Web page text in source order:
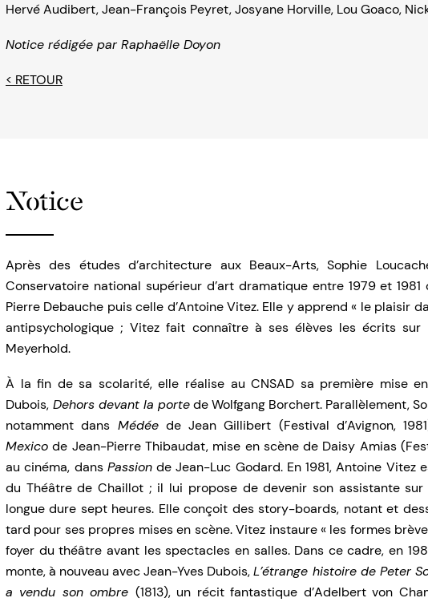
Hervé Audibert,Jean-François Peyret,Josyane Horville, Lou Goaco,
Notice rédigée par Raphaëlle Doyon
< RETOUR
Notice
Après des études d’architecture aux Beaux-Arts, Sophie
Conservatoire national supérieur d’art dramatique entre 1979 et
Pierre Debauche puis celle d’Antoine Vitez. Elle y apprend « le plaisir
antipsychologique ; Vitez fait connaître à ses élèves les écrits sur
Meyerhold.
À la fin de sa scolarité, elle réalise au CNSAD sa première mise
Dubois, Dehors devant la portede Wolfgang Borchert. Parallèlement,
notamment dans Médéede Jean Gillibert (Festival d’Avignon,
Mexico de Jean-Pierre Thibaudat, mise en scène de Daisy Amias
au cinéma, dans Passionde Jean-Luc Godard. En 1981, Antoine Vitez
du Théâtre de Chaillot ; il lui propose de devenir son assistante sur
longue dure sept heures. Elle conçoit des story-boards, notant et
tard pour ses propres mises en scène. Vitez instaure « les formes
foyer du théâtre avant les spectacles en salles. Dans ce cadre, en
monte, à nouveau avec Jean-Yves Dubois,L’étrange histoire de Peter
a vendu son ombre (1813), un récit fantastique d’Adelbert von